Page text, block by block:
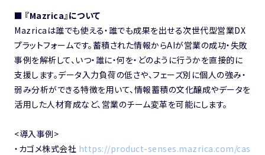
■ 『Mazrica』について
Mazricaは誰でも使える・誰でも成果を出せる次世代型営業DX
プラットフォームです。蓄積された情報からAIが営業の成功・失敗
事例を解析して、いつ・誰に・何を・どのように行うかを直接的に
支援します。データ入力負荷の低さや、フェーズ別に個人の強み・
弱み分析ができる特徴を用いて、情報蓄積の文化醸成やデータを
活用した人材育成など、営業のチーム変革を可能にします。
<導入事例>
・カゴメ株式会社 https://product-senses.mazrica.com/cas